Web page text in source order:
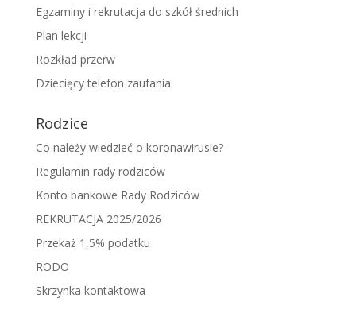
Egzaminy i rekrutacja do szkół średnich
Plan lekcji
Rozkład przerw
Dziecięcy telefon zaufania
Rodzice
Co należy wiedzieć o koronawirusie?
Regulamin rady rodziców
Konto bankowe Rady Rodziców
REKRUTACJA 2025/2026
Przekaż 1,5% podatku
RODO
Skrzynka kontaktowa